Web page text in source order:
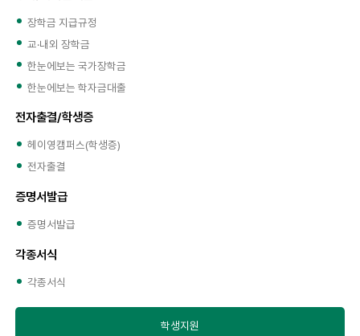
장학금 지급규정
교·내외 장학금
한눈에보는 국가장학금
한눈에보는 학자금대출
전자출결/학생증
헤이영캠퍼스(학생증)
전자출결
증명서발급
증명서발급
각종서식
각종서식
학생지원